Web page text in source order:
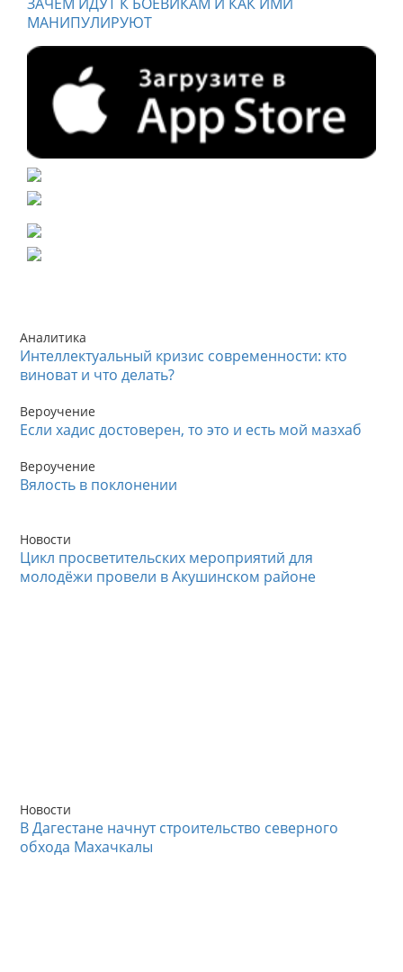
МАНИПУЛИРУЮТ
Аналитика
Интеллектуальный кризис современности: кто
виноват и что делать?
Вероучение
Если хадис достоверен, то это и есть мой мазхаб
Вероучение
Вялость в поклонении
Новости
Цикл просветительских мероприятий для
молодёжи провели в Акушинском районе
Новости
В Дагестане начнут строительство северного
обхода Махачкалы